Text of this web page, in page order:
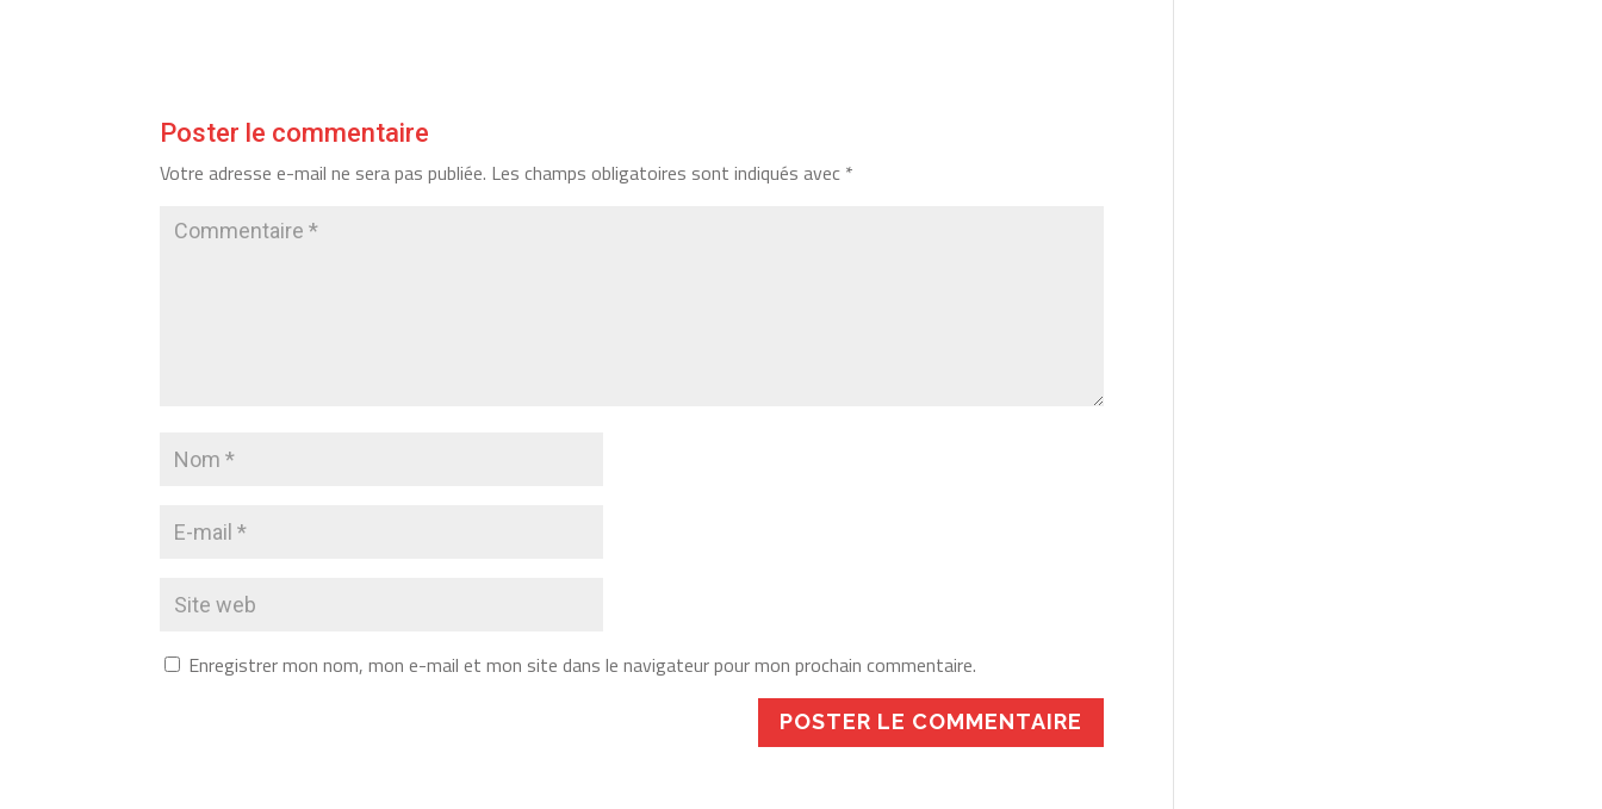
Poster le commentaire
Votre adresse e-mail ne sera pas publiée. Les champs obligatoires sont indiqués avec *
Enregistrer mon nom, mon e-mail et mon site dans le navigateur pour mon prochain commentaire.